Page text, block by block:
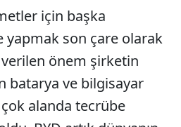
için başka
yapmak son çare olarak
önem şirketin
batarya ve bilgisayar
alanda tecrübe